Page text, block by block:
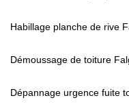
Habillage planche de rive
Démoussage de toiture
Dépannage urgence fuite